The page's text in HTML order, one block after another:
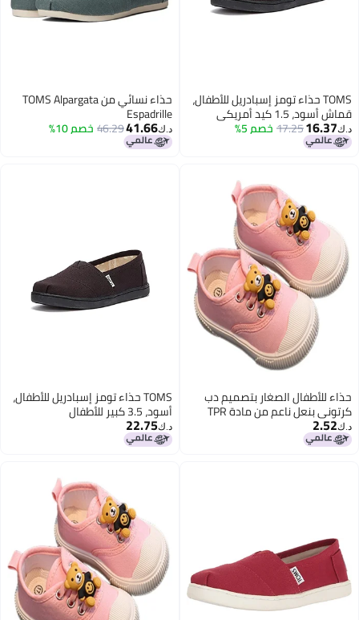
TOMS حذاء تومز إسبادريل للأطفال،
قماش أسود، 1.5 كيد أمريكي
د.ك‏16.37
17.25خصم 5%
حذاء نسائي من TOMS Alpargata
Espadrille
د.ك‏41.66
46.29خصم 10%
حذاء للأطفال الصغار بتصميم دب
كرتوني بنعل ناعم من مادة TPR
ونعل قماشي.
د.ك‏2.52
TOMS حذاء تومز إسبادريل للأطفال،
أسود، 3.5 كبير للأطفال
د.ك‏22.75